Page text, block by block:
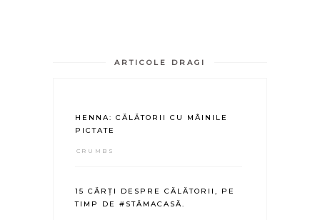
ARTICOLE DRAGI
HENNA: CĂLĂTORII CU MÂINILE
PICTATE
CRUMBS
15 CĂRȚI DESPRE CĂLĂTORII, PE
TIMP DE #STĂMACASĂ.